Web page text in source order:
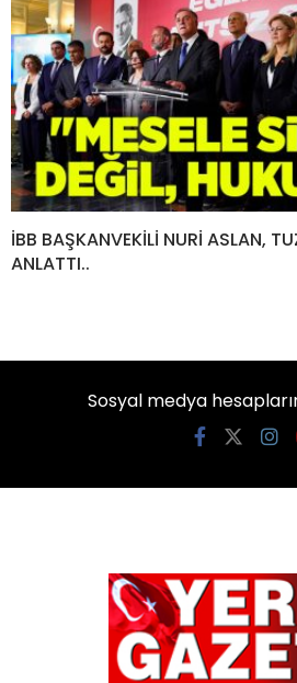
İBB BAŞKANVEKİLİ NURİ ASLAN,
ANLATTI..
Sosyal medya